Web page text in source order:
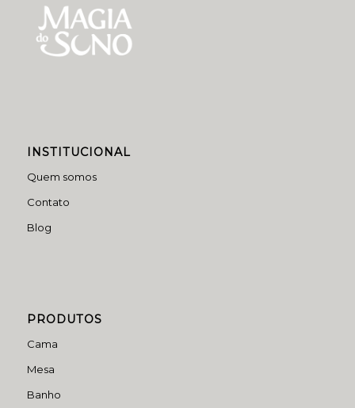
INSTITUCIONAL
Quem somos
Contato
Blog
PRODUTOS
Cama
Mesa
Banho